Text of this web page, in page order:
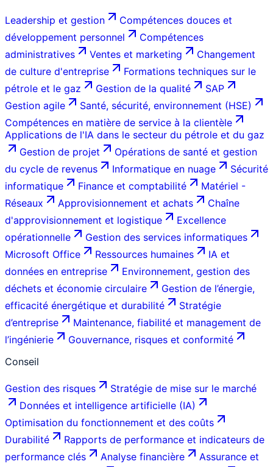
Leadership et gestion
Compétences douces et
développement personnel
Compétences
administratives
Ventes et marketing
Changement
de culture d'entreprise
Formations techniques sur le
pétrole et le gaz
Gestion de la qualité
SAP
Gestion agile
Santé, sécurité, environnement (HSE)
Compétences en matière de service à la clientèle
Applications de l'IA dans le secteur du pétrole et du gaz
Gestion de projet
Opérations de santé et gestion
du cycle de revenus
Informatique en nuage
Sécurité
informatique
Finance et comptabilité
Matériel -
Réseaux
Approvisionnement et achats
Chaîne
d'approvisionnement et logistique
Excellence
opérationnelle
Gestion des services informatiques
Microsoft Office
Ressources humaines
IA et
données en entreprise
Environnement, gestion des
déchets et économie circulaire
Gestion de l’énergie,
efficacité énergétique et durabilité
Stratégie
d’entreprise
Maintenance, fiabilité et management de
l’ingénierie
Gouvernance, risques et conformité
Conseil
Gestion des risques
Stratégie de mise sur le marché
Données et intelligence artificielle (IA)
Optimisation du fonctionnement et des coûts
Durabilité
Rapports de performance et indicateurs de
performance clés
Analyse financière
Assurance et